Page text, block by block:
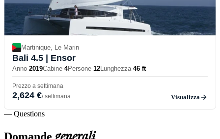
Martinique, Le Marin
Bali 4.5 | Ensor
Anno 2019Cabine 4Persone 12Lunghezza 46 ft
Prezzo a settimana
2,624 €/ settimana Visualizza
— Questions
generali